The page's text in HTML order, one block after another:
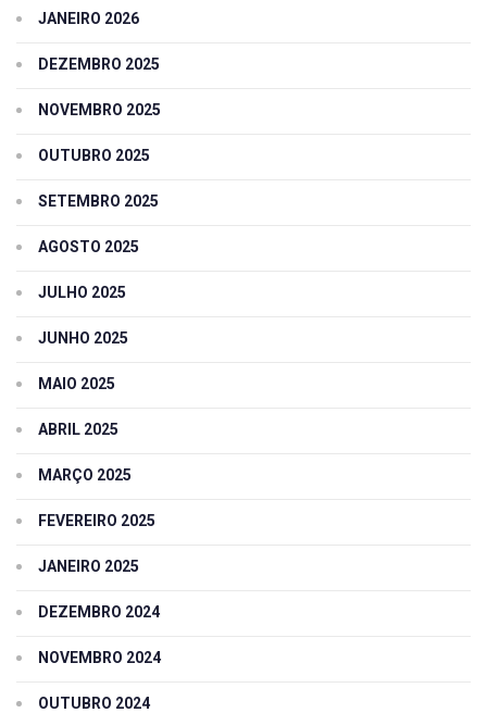
JANEIRO 2026
DEZEMBRO 2025
NOVEMBRO 2025
OUTUBRO 2025
SETEMBRO 2025
AGOSTO 2025
JULHO 2025
JUNHO 2025
MAIO 2025
ABRIL 2025
MARÇO 2025
FEVEREIRO 2025
JANEIRO 2025
DEZEMBRO 2024
NOVEMBRO 2024
OUTUBRO 2024